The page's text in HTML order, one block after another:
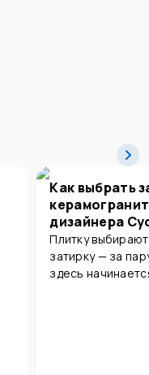
Как выбрать
дизайнера
Плитку
затирку — за
здесь